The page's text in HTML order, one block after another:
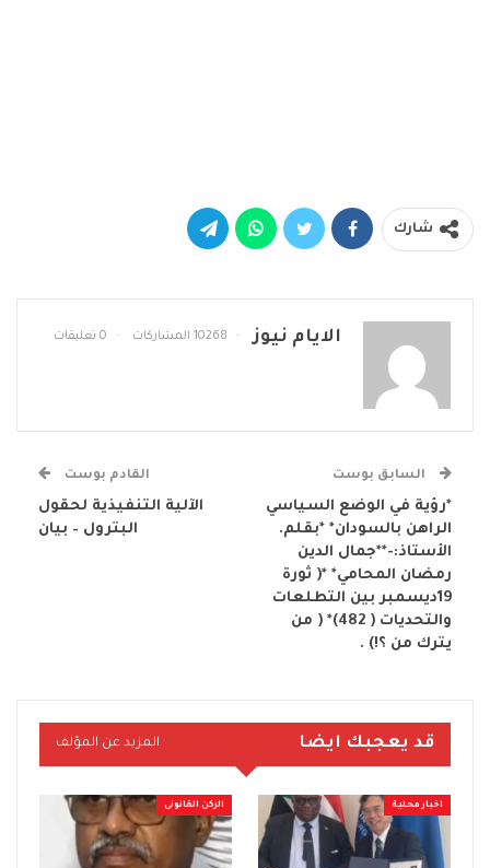
شارك
الايام نيوز 10268 المشاركات 0 تعليقات
السابق بوست
*رؤية في الوضع السياسي
الراهن بالسودان* *بقلم.
الأستاذ:-**جمال الدين
رمضان المحامي* *( ثورة
19ديسمبر بين التطلعات
والتحديات ( 482)* ( من
يترك من ؟!) .
القادم بوست
الآلية التنفيذية لحقول
البترول – بيان
قد يعجبك ايضا المزيد عن المؤلف
اخبار محلية الركن القانونى